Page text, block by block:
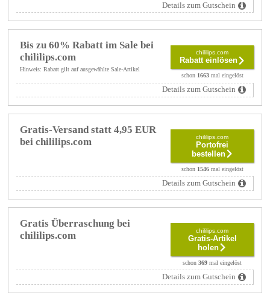
Details zum Gutschein
Bis zu 60% Rabatt im Sale bei
chililips.com
Hinweis: Rabatt gilt auf ausgewählte Sale-Artikel
chililips.com
Rabatt einlösen
schon 1663mal eingelöst
Details zum Gutschein
Gratis-Versand statt 4,95 EUR
bei chililips.com
chililips.com
Portofrei
bestellen
schon 1546mal eingelöst
Details zum Gutschein
Gratis Überraschung bei
chililips.com
chililips.com
Gratis-Artikel
holen
schon369 mal eingelöst
Details zum Gutschein